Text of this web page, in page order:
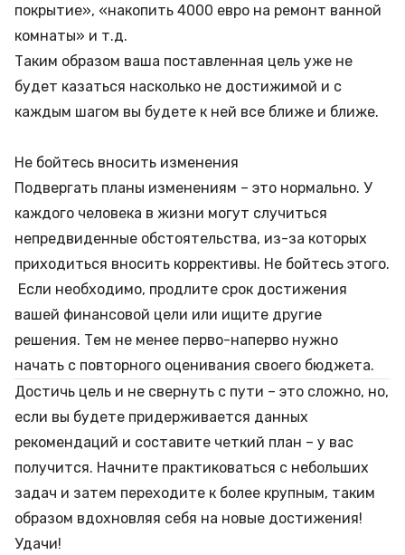
покрытие», «накопить 4000 евро на ремонт ванной
комнаты» и т.д.
Таким образом ваша поставленная цель уже не
будет казаться насколько не достижимой и с
каждым шагом вы будете к ней все ближе и ближе.
Не бойтесь вносить изменения
Подвергать планы изменениям – это нормально. У
каждого человека в жизни могут случиться
непредвиденные обстоятельства, из-за которых
приходиться вносить коррективы. Не бойтесь этого.
Если необходимо, продлите срок достижения
вашей финансовой цели или ищите другие
решения. Тем не менее перво-наперво нужно
начать с повторного оценивания своего бюджета.
Достичь цель и не свернуть с пути – это сложно, но,
если вы будете придерживается данных
рекомендаций и составите четкий план – у вас
получится. Начните практиковаться с небольших
задач и затем переходите к более крупным, таким
образом вдохновляя себя на новые достижения!
Удачи!